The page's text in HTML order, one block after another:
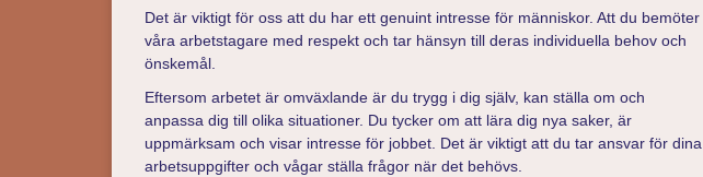
Det är viktigt för oss att du har ett genuint intresse för människor. Att du bemöter
våra arbetstagare med respekt och tar hänsyn till deras individuella behov och
önskemål.
Eftersom arbetet är omväxlande är du trygg i dig själv, kan ställa om och
anpassa dig till olika situationer. Du tycker om att lära dig nya saker, är
uppmärksam och visar intresse för jobbet. Det är viktigt att du tar ansvar för dina
arbetsuppgifter och vågar ställa frågor när det behövs.